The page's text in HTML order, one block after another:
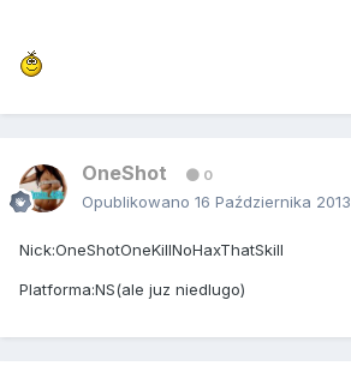
OneShot 0
Opublikowano 16 Października 2013
Nick:OneShotOneKillNoHaxThatSkill
Platforma:NS(ale juz niedlugo)